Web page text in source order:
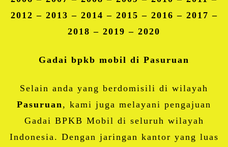
2012 – 2013 – 2014 – 2015 – 2016 – 2017 –
2018 – 2019 – 2020
Gadai bpkb mobil di Pasuruan
Selain anda yang berdomisili di wilayah
Pasuruan , kami juga melayani pengajuan
Gadai BPKB Mobil di seluruh wilayah
Indonesia. Dengan jaringan kantor yang luas